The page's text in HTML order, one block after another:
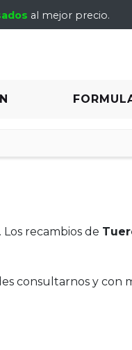
al mejor precio.
. Los recambios de
consultarnos y con